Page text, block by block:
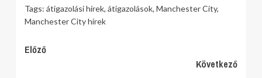
Tags: átigazolási hírek, átigazolások, Manchester City,
Manchester City hírek
Continue
Előző
Következő